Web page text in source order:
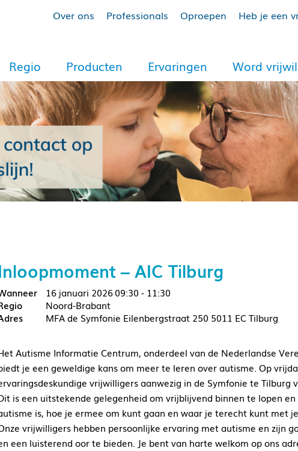
Over ons Professionals Oproepen Heb je een
Regio Producten Ervaringen Word
– AIC Tilburg
16 januari 202609:30 - 11:30
Noord-Brabant
MFA de Symfonie Eilenbergstraat 250 5011 EC Tilburg
Autisme Informatie Centrum, onderdeel van de Nederlandse
je een geweldige kans om meer te leren over autisme. Op
vrijwilligers aanwezig in de Symfonie te Tilburg
is een uitstekende gelegenheid om vrijblijvend binnen te lopen
is, hoe je ermee om kunt gaan en waar je terecht kunt met
vrijwilligers hebben persoonlijke ervaring met autisme en zijn
een luisterend oor te bieden. Je bent van harte welkom op ons